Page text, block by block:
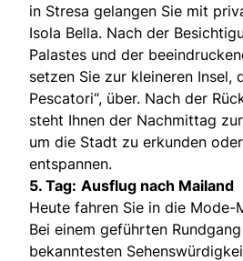
in Stresa gelangen Sie mit
Isola Bella. Nach der
Palastes und der
setzen Sie zur kleineren Insel,
Pescatori“, über. Nach der
steht Ihnen der Nachmittag
um die Stadt zu erkunden
entspannen.
5. Tag: Ausflug nach Mailand
Heute fahren Sie in die Mode-
Bei einem geführten
bekanntesten